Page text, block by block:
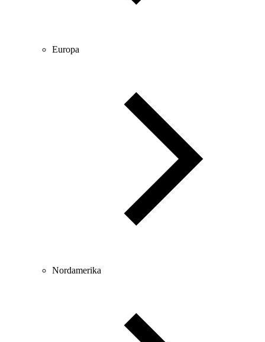
Europa
Nordamerika